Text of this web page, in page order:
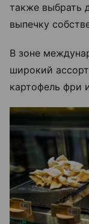
также выбрать
выпечку
В зоне
широкий
картофель фри